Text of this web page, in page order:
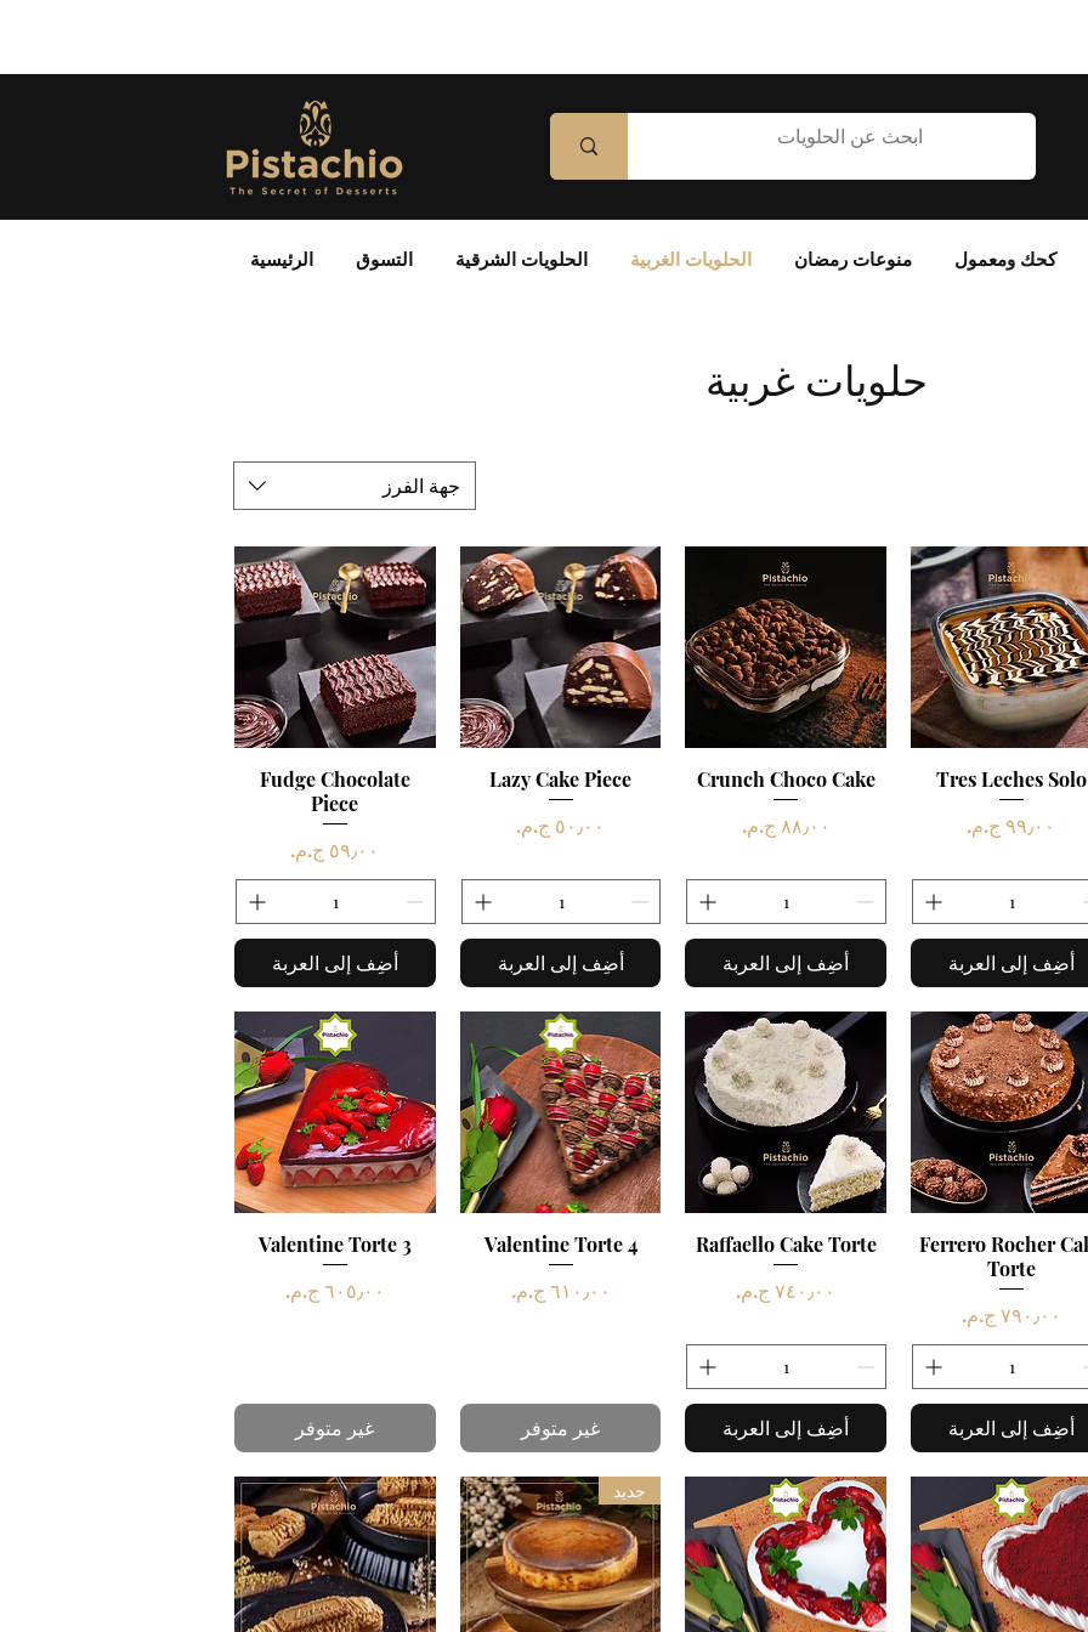
الرئيسية التسوق الحلويات الشرقية الحلويات الغربية منوعات رمضان كحك ومعمول
حلويات غربية
جهة الفرز
العرض السريع
Tres Leches Solo
السعر
أضِف إلى العربة
العرض السريع
Crunch Choco Cake
السعر
أضِف إلى العربة
العرض السريع
Lazy Cake Piece
السعر
أضِف إلى العربة
العرض السريع
Fudge Chocolate
Piece
السعر
أضِف إلى العربة
العرض السريع
Ferrero Rocher
Torte
السعر
أضِف إلى العربة
العرض السريع
Raffaello Cake Torte
السعر
أضِف إلى العربة
العرض السريع
Valentine Torte 4
السعر
غير متوفر
العرض السريع
Valentine Torte 3
السعر
غير متوفر
جديد